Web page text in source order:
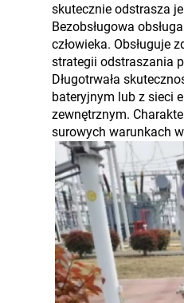
skutecznie odstrasza
Bezobsługowa
człowieka. Obsługuje
strategii odstraszania
Długotrwała
bateryjnym lub z sieci
zewnętrznym.
surowych warunkach